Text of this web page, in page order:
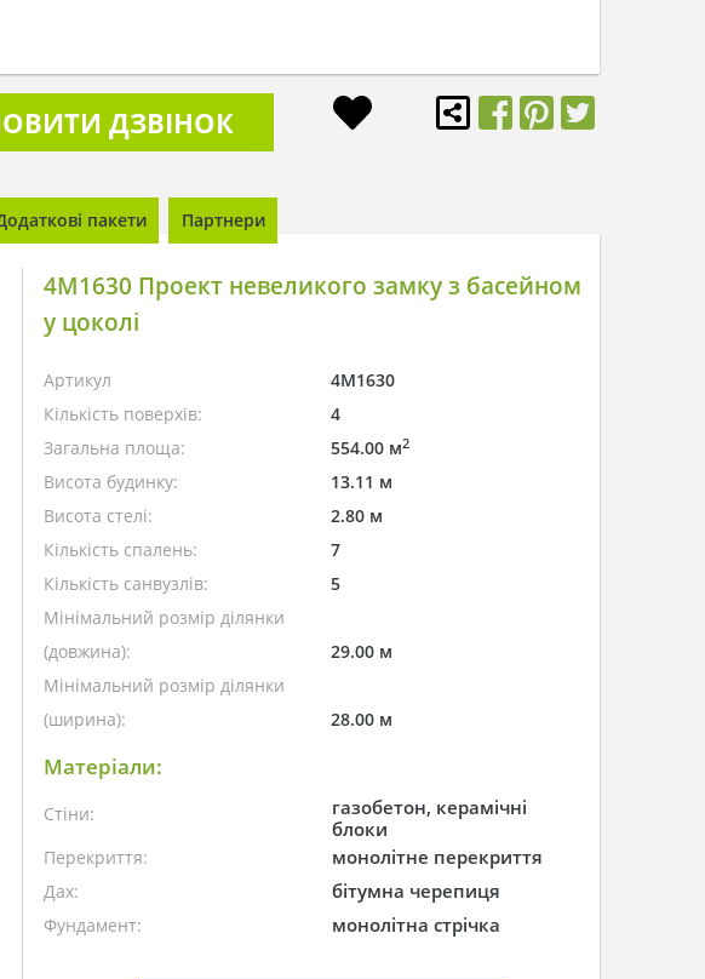
ДЗВІНОК
пакети Партнери
4M1630 Проект невеликого замку з басейном
у цоколі
Артикул
4M1630
Кількість поверхів:
4
Загальна площа:
554.00 м2
Висота будинку:
13.11 м
Висота стелі:
2.80 м
Кількість спалень:
7
Кількість санвузлів:
5
Мінімальний розмір ділянки
(довжина):
29.00 м
Мінімальний розмір ділянки
(ширина):
28.00 м
Матеріали:
Стіни:
газобетон, керамічні
блоки
Перекриття: монолітне перекриття
Дах: бітумна черепиця
Фундамент: монолітна стрічка